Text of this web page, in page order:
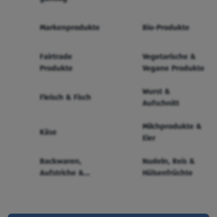
Markenprodukte Bio-Produkte
Fairtrade
Produkte
Vegetarische &
Vegane Produkte
Fleisch & Fisch
Wurst &
Aufschnitt
Käse
Milchprodukte &
Eier
Backwaren,
Aufstriche &
Nudeln, Reis &
Hülsenfrüchte